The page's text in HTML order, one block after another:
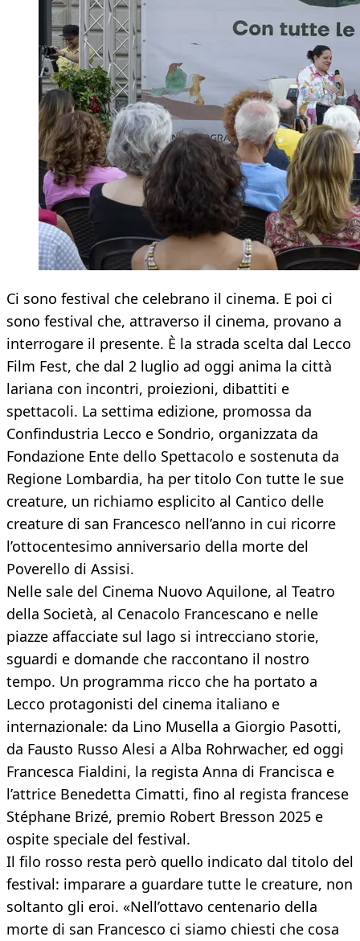
Ci sono festival che celebrano il cinema. E poi ci
sono festival che, attraverso il cinema, provano a
interrogare il presente. È la strada scelta dal Lecco
Film Fest, che dal 2 luglio ad oggi anima la città
lariana con incontri, proiezioni, dibattiti e
spettacoli. La settima edizione, promossa da
Confindustria Lecco e Sondrio, organizzata da
Fondazione Ente dello Spettacolo e sostenuta da
Regione Lombardia, ha per titolo Con tutte le sue
creature, un richiamo esplicito al Cantico delle
creature di san Francesco nell’anno in cui ricorre
l’ottocentesimo anniversario della morte del
Poverello di Assisi.
Nelle sale del Cinema Nuovo Aquilone, al Teatro
della Società, al Cenacolo Francescano e nelle
piazze affacciate sul lago si intrecciano storie,
sguardi e domande che raccontano il nostro
tempo. Un programma ricco che ha portato a
Lecco protagonisti del cinema italiano e
internazionale: da Lino Musella a Giorgio Pasotti,
da Fausto Russo Alesi a Alba Rohrwacher, ed oggi
Francesca Fialdini, la regista Anna di Francisca e
l’attrice Benedetta Cimatti, fino al regista francese
Stéphane Brizé, premio Robert Bresson 2025 e
ospite speciale del festival.
Il filo rosso resta però quello indicato dal titolo del
festival: imparare a guardare tutte le creature, non
soltanto gli eroi. «Nell’ottavo centenario della
morte di san Francesco ci siamo chiesti che cosa